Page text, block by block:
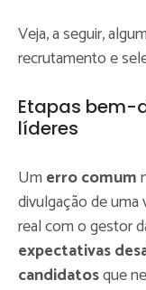
Veja, a seguir,
recrutamento e
Etapas bem-
líderes
Um erro comum
divulgação de uma
real com o gestor
expectativas
candidatosque